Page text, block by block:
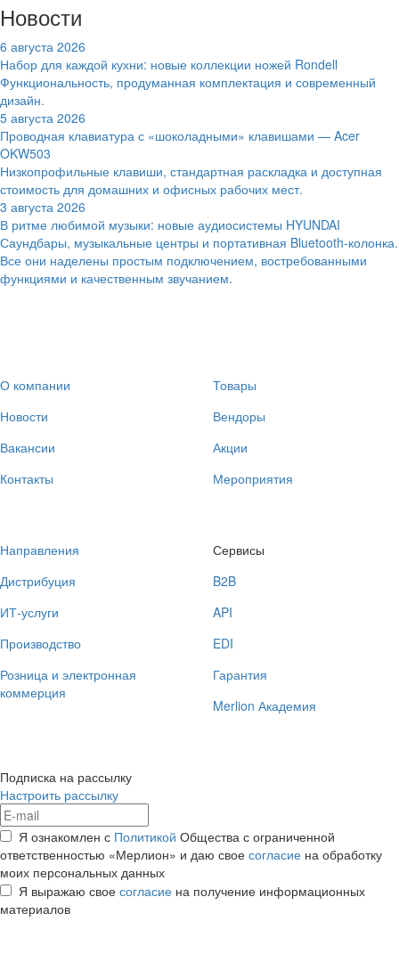
Новости
6 августа 2026
Набор для каждой кухни: новые коллекции ножей Rondell
Функциональность, продуманная комплектация и современный
дизайн.
5 августа 2026
Проводная клавиатура с «шоколадными» клавишами — Acer
OKW503
Низкопрофильные клавиши, стандартная раскладка и доступная
стоимость для домашних и офисных рабочих мест.
3 августа 2026
В ритме любимой музыки: новые аудиосистемы HYUNDAI
Саундбары, музыкальные центры и портативная Bluetooth-колонка.
Все они наделены простым подключением, востребованными
функциями и качественным звучанием.
О компании
Новости
Вакансии
Контакты
Товары
Вендоры
Акции
Мероприятия
Направления
Дистрибуция
ИТ-услуги
Производство
Розница и электронная
коммерция
Сервисы
B2B
API
EDI
Гарантия
Merlion Академия
Подписка на рассылку
Настроить рассылку
Я ознакомлен с Политикой Общества с ограниченной
ответственностью «Мерлион» и даю свое согласие на обработку
моих персональных данных
Я выражаю свое согласие на получение информационных
материалов